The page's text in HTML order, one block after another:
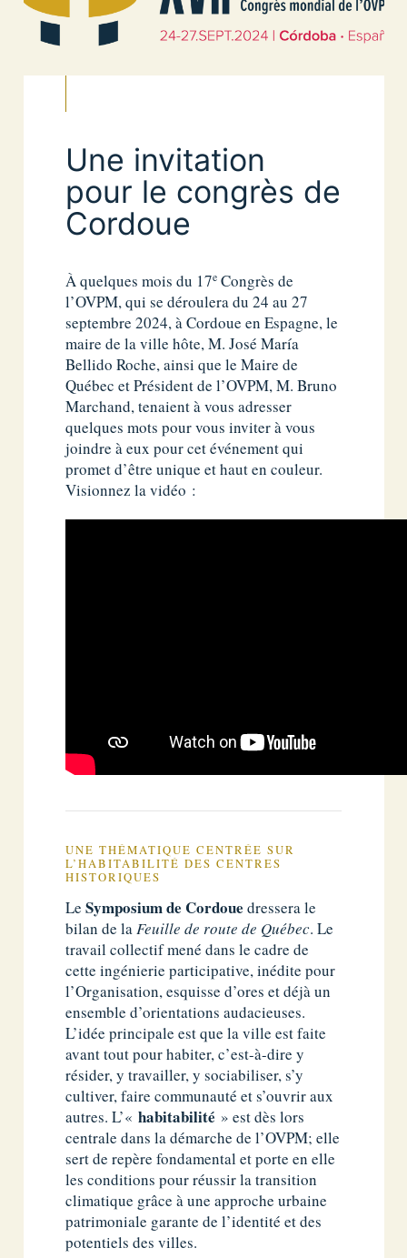
Une invitation
pour le congrès de
Cordoue
À quelques mois du 17e Congrès de
l’OVPM, qui se déroulera du 24 au 27
septembre 2024, à Cordoue en Espagne, le
maire de la ville hôte, M. José María
Bellido Roche, ainsi que le Maire de
Québec et Président de l’OVPM, M. Bruno
Marchand, tenaient à vous adresser
quelques mots pour vous inviter à vous
joindre à eux pour cet événement qui
promet d’être unique et haut en couleur.
Visionnez la vidéo :
UNE THÉMATIQUE CENTRÉE SUR
L’HABITABILITÉ DES CENTRES
HISTORIQUES
LeSymposium de Cordoue dressera le
bilan de laFeuille de route de Québec. Le
travail collectif mené dans le cadre de
cette ingénierie participative, inédite pour
l’Organisation, esquisse d’ores et déjà un
ensemble d’orientations audacieuses.
L’idée principale est que la ville est faite
avant tout pour habiter, c’est-à-dire y
résider, y travailler, y sociabiliser, s’y
cultiver, faire communauté et s’ouvrir aux
autres. L’«habitabilité » est dès lors
centrale dans la démarche de l’OVPM; elle
sert de repère fondamental et porte en elle
les conditions pour réussir la transition
climatique grâce à une approche urbaine
patrimoniale garante de l’identité et des
potentiels des villes.